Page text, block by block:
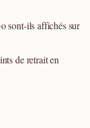
sont-ils affichés sur
de retrait en